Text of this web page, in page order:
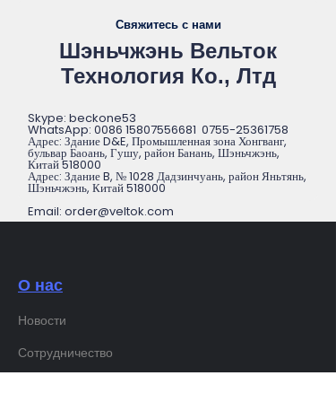
Свяжитесь с нами
Шэньчжэнь Вельток
Технология Ко., Лтд
Skype: beckone53
WhatsApp: 0086 15807556681 0755-25361758
Адрес: Здание D&E, Промышленная зона Хонгванг,
бульвар Баоань, Гушу, район Банань, Шэньчжэнь,
Китай 518000
Адрес: Здание B, № 1028 Дадзинчуань, район Яньтянь,
Шэньчжэнь, Китай 518000
Email: order@veltok.com
О нас
Новости
Сотрудничество